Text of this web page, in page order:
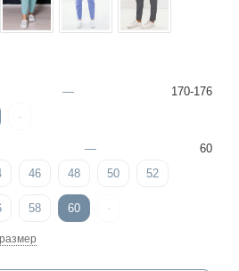
—
170-176
-
—
60
46 48 50 52
58 60 -